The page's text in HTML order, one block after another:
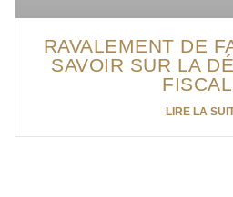
RAVALEMENT DE
SAVOIR SUR LA
LIRE LA